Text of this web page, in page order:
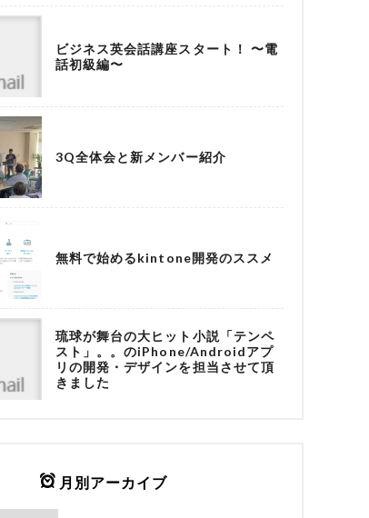
ビジネス英会話講座スタート！ 〜電
話初級編〜
3Q全体会と新メンバー紹介
無料で始めるkintone開発のススメ
琉球が舞台の大ヒット小説「テンペ
スト」。。のiPhone/Androidアプ
リの開発・デザインを担当させて頂
きました
月別アーカイブ